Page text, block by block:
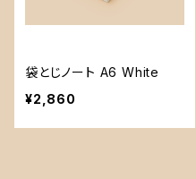
袋とじノート A6 White
¥2,860